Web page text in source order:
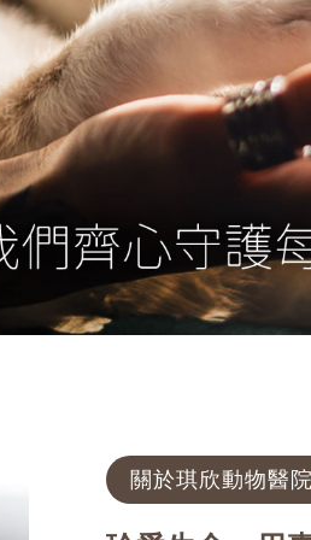
關於琪欣動物醫